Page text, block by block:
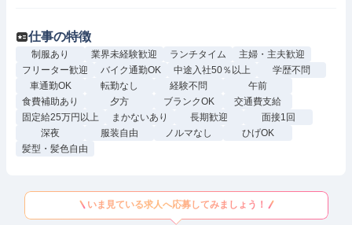
仕事の特徴
制服あり 業界未経験歓迎 ランチタイム
主婦・主夫歓迎
フリーター歓迎
バイク通勤OK 中途入社50％以上
学歴不問
車通勤OK
転勤なし 経験不問
午前
食費補助あり
夕方 ブランクOK
交通費支給
固定給25万円以上
まかないあり 長期歓迎
面接1回
深夜
服装自由 ノルマなし
ひげOK
髪型・髪色自由
いま見ている求人へ応募してみましょう！